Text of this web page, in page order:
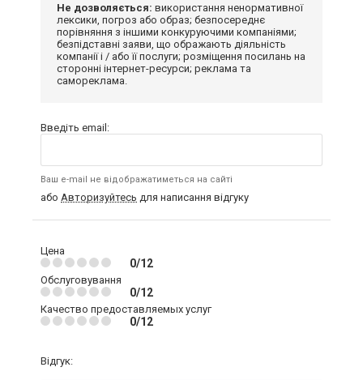
Не дозволяється: використання ненормативної
лексики, погроз або образ; безпосереднє
порівняння з іншими конкуруючими компаніями;
безпідставні заяви, що ображають діяльність
компанії і / або її послуги; розміщення посилань на
сторонні інтернет-ресурси; реклама та
самореклама.
Введіть email:
Ваш e-mail не відображатиметься на сайті
або Авторизуйтесь для написання відгуку
Цена
0/12
Обслуговування
0/12
Качество предоставляемых услуг
0/12
Відгук: